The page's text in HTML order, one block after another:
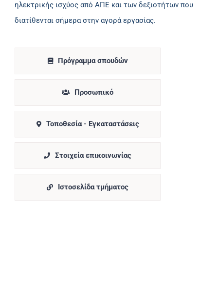
ηλεκτρικής ισχύος από ΑΠΕ και των δεξιοτήτων που
διατίθενται σήμερα στην αγορά εργασίας.
Πρόγραμμα σπουδών
Προσωπικό
Τοποθεσία - Εγκαταστάσεις
Στοιχεία επικοινωνίας
Ιστοσελίδα τμήματος